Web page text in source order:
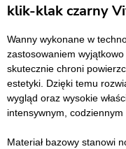
klik-klak czarny
Wanny wykonane w
zastosowaniem wyjątkowo
skutecznie chroni
estetyki. Dzięki temu
wygląd oraz wysokie
intensywnym, codziennym
Materiał bazowy stanowi